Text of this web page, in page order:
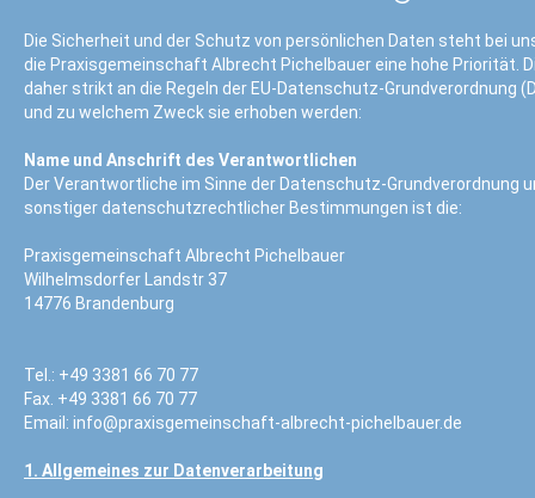
Die Sicherheit und der Schutz von persönlichen Daten steht bei
die Praxisgemeinschaft Albrecht Pichelbauereine hohe Priorität.
daher strikt an die Regeln der EU-Datenschutz-Grundverordnung
und zu welchem Zweck sie erhoben werden:
Name und Anschrift des Verantwortlichen
Der Verantwortliche im Sinne der Datenschutz-
sonstiger datenschutzrechtlicher Bestimmungen ist die:
Praxisgemeinschaft Albrecht Pichelbauer
Wilhelmsdorfer Landstr 37
14776 Brandenburg
Tel.: +49 3381 66 70 77
Fax. +49 3381 66 70 77
Email: info@praxisgemeinschaft-albrecht-pichelbauer.de
1. Allgemeines zur Datenverarbeitung